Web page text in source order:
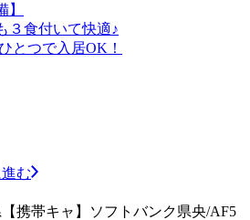
３食付いて快適♪
とつで入居OK！
む
携帯キャ】ソフトバンク県央/AF5